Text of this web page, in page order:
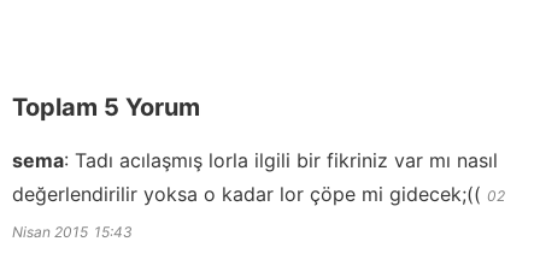
Toplam 5 Yorum
sema: Tadı acılaşmış lorla ilgili bir fikriniz var mı nasıl
değerlendirilir yoksa o kadar lor çöpe mi gidecek;(( 02
Nisan 2015 15:43